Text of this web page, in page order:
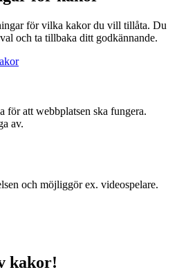
för vilka kakor du vill tillåta. Du
och ta tillbaka ditt godkännande.
för att webbplatsen ska fungera.
av.
och möjliggör ex. videospelare.
kakor!